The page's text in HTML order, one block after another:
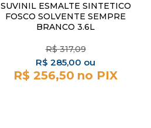
SUVINIL ESMALTE SINTETICO
FOSCO SOLVENTE SEMPRE
BRANCO 3.6L
R$ 317,09
R$ 285,00
R$ 256,50